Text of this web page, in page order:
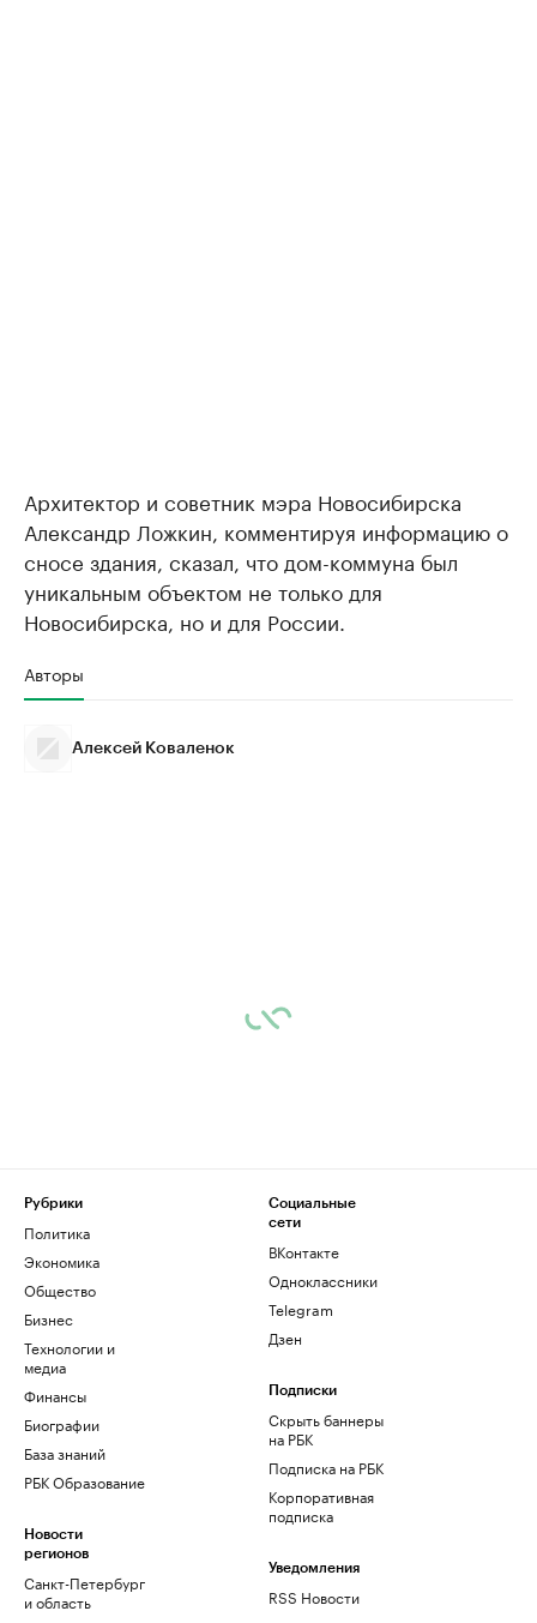
Архитектор и советник мэра Новосибирска
Александр Ложкин, комментируя информацию о
сносе здания, сказал, что дом-коммуна был
уникальным объектом не только для
Новосибирска, но и для России.
Авторы
Алексей Коваленок
Рубрики
Политика
Экономика
Общество
Бизнес
Технологии и
медиа
Финансы
Биографии
База знаний
РБК Образование
Новости
регионов
Санкт-Петербург
и область
Социальные
сети
ВКонтакте
Одноклассники
Telegram
Дзен
Подписки
Скрыть баннеры
на РБК
Подписка на РБК
Корпоративная
подписка
Уведомления
RSS Новости